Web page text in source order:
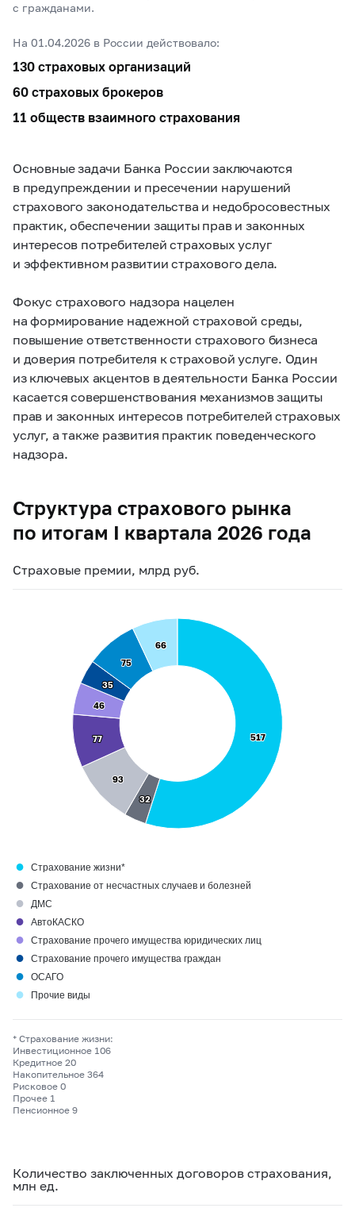
с гражданами.
На 01.04.2026 в России действовало:
130 страховых организаций
60 страховых брокеров
11 обществ взаимного страхования
Основные задачи Банка России заключаются
в предупреждении и пресечении нарушений
страхового законодательства и недобросовестных
практик, обеспечении защиты прав и законных
интересов потребителей страховых услуг
и эффективном развитии страхового дела.
Фокус страхового надзора нацелен
на формирование надежной страховой среды,
повышение ответственности страхового бизнеса
и доверия потребителя к страховой услуге. Один
из ключевых акцентов в деятельности Банка России
касается совершенствования механизмов защиты
прав и законных интересов потребителей страховых
услуг, а также развития практик поведенческого
надзора.
Структура страхового рынка
по итогам I квартала 2026 года
Страховые премии, млрд руб.
Количество заключенных договоров страхования,
млн ед.
517
517
32
32
93
93
77
77
46
46
35
35
75
75
66
66
● Страхование жизни*
● Страхование от несчастных случаев и болезней
● ДМС
● АвтоКАСКО
● Страхование прочего имущества юридических лиц
● Страхование прочего имущества граждан
● ОСАГО
● Прочие виды
* Страхование жизни:
Инвестиционное 106
Кредитное 20
Накопительное 364
Рисковое 0
Прочее 1
Пенсионное 9